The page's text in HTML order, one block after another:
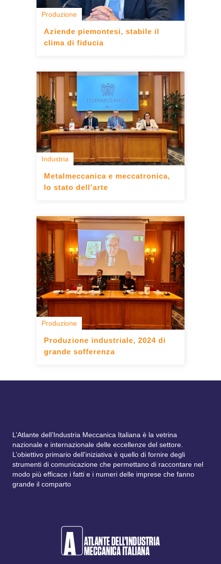
Produzione
Aziende piemontesi, stabile il
clima di fiducia
Industria
Metalmeccanica e meccatronica,
lo stato dell’arte
Produzione
Produzione industriale, 2024 di
grande sofferenza
L’Atlante dell’Industria Meccanica Italiana è la vetrina
nazionale e internazionale delle eccellenze del settore.
L’obiettivo primario dell’iniziativa è quello di fornire degli
strumenti di comunicazione che permettano di raccontare nel
modo più efficace i fatti e i numeri delle imprese che fanno
grande il comparto